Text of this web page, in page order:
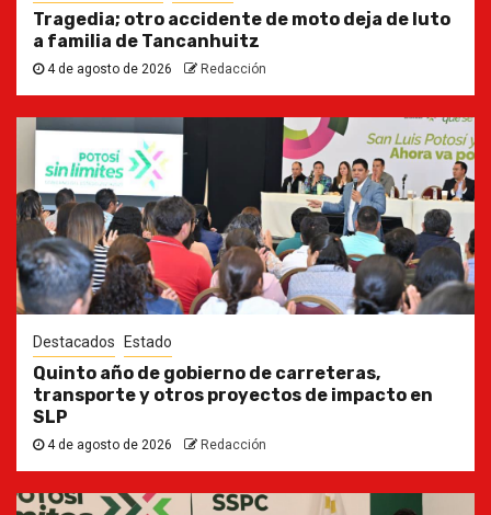
Tragedia; otro accidente de moto deja de luto
a familia de Tancanhuitz
4 de agosto de 2026 Redacción
Destacados Estado
Quinto año de gobierno de carreteras,
transporte y otros proyectos de impacto en
SLP
4 de agosto de 2026 Redacción